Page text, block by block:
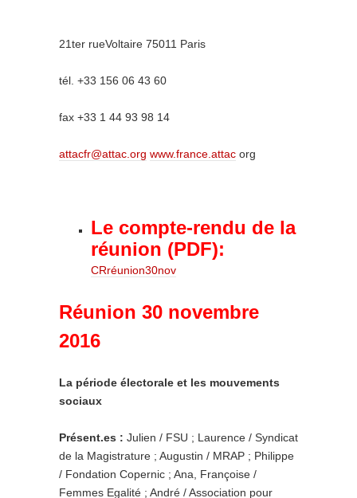
21ter rueVoltaire 75011 Paris
tél. +33 156 06 43 60
fax +33 1 44 93 98 14
attacfr@attac.org www.france.attac org
Le compte-rendu de la
réunion (PDF):
CRréunion30nov
Réunion 30 novembre
2016
La période électorale et les mouvements
sociaux
Présent.es : Julien / FSU ; Laurence / Syndicat
de la Magistrature ; Augustin / MRAP ; Philippe
/ Fondation Copernic ; Ana, Françoise /
Femmes Egalité ; André / Association pour